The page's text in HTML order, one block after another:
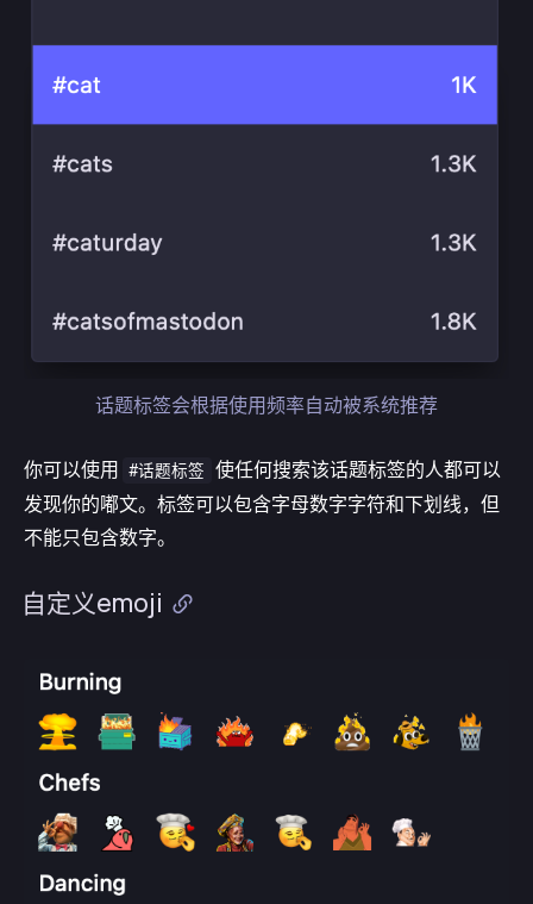
话题标签会根据使用频率自动被系统推荐
你可以使用 #话题标签
使任何搜索该话题标签的人都可以
发现你的嘟文。标签可以包含字母数字字符和下划线，但
不能只包含数字。
自定义emoji